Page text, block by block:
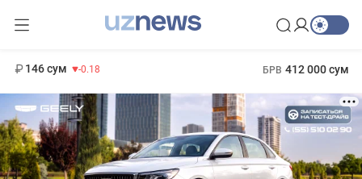
146 сум -0.18 БРВ 412 000 сум